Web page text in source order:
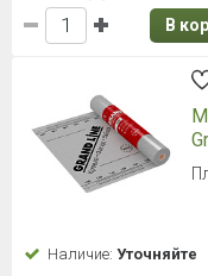
В
Наличие: Уточняйте